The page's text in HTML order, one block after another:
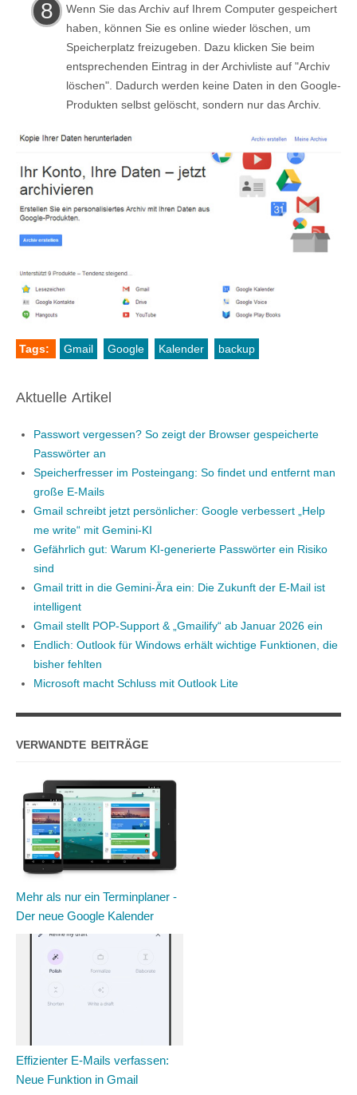
Wenn Sie das Archiv auf Ihrem Computer gespeichert
haben, können Sie es online wieder löschen, um
Speicherplatz freizugeben. Dazu klicken Sie beim
entsprechenden Eintrag in der Archivliste auf "Archiv
löschen". Dadurch werden keine Daten in den Google-
Produkten selbst gelöscht, sondern nur das Archiv.
Tags: Gmail Google Kalender backup
Aktuelle Artikel
Passwort vergessen? So zeigt der Browser gespeicherte
Passwörter an
Speicherfresser im Posteingang: So findet und entfernt man
große E-Mails
Gmail schreibt jetzt persönlicher: Google verbessert „Help
me write“ mit Gemini-KI
Gefährlich gut: Warum KI-generierte Passwörter ein Risiko
sind
Gmail tritt in die Gemini-Ära ein: Die Zukunft der E-Mail ist
intelligent
Gmail stellt POP-Support & „Gmailify“ ab Januar 2026 ein
Endlich: Outlook für Windows erhält wichtige Funktionen, die
bisher fehlten
Microsoft macht Schluss mit Outlook Lite
VERWANDTE BEITRÄGE
Mehr als nur ein Terminplaner -
Der neue Google Kalender
Effizienter E-Mails verfassen:
Neue Funktion in Gmail